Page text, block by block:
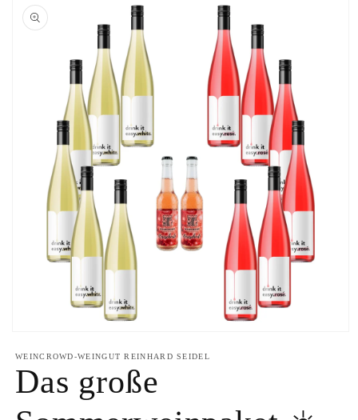
in
Modal
öffnen
WEINCROWD-WEINGUT REINHARD SEIDEL
Das große